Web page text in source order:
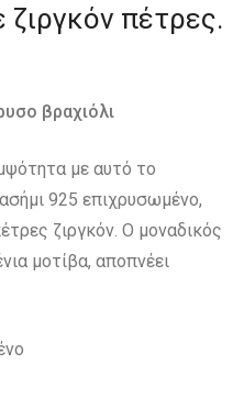
πέτρες.
βραχιόλι
με αυτό το
925 επιχρυσωμένο,
ζιργκόν. Ο μοναδικός
μοτίβα, αποπνέει